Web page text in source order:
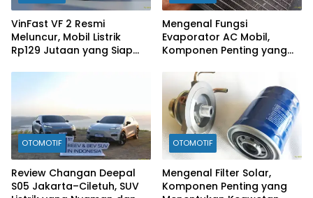
VinFast VF 2 Resmi
Meluncur, Mobil Listrik
Rp129 Jutaan yang Siap
Motor
Mengenal Fungsi
Evaporator AC Mobil,
Komponen Penting yang
OTOMOTIF
Review Changan Deepal
S05 Jakarta–Ciletuh, SUV
OTOMOTIF
Mengenal Filter Solar,
Komponen Penting yang